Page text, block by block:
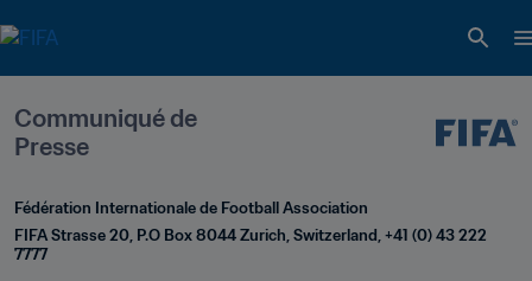
Communiqué de
Presse
Fédération Internationale de Football Association
FIFA Strasse 20, P.O Box 8044 Zurich, Switzerland, +41 (0) 43 222
7777